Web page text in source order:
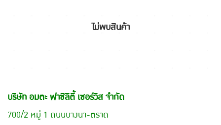
ไม่พบสินค้า
บริษัท อมตะ ฟาซิลิตี้ เซอร์วิส จำกัด
700/2 หมู่ 1 ถนนบางนา-ตราด